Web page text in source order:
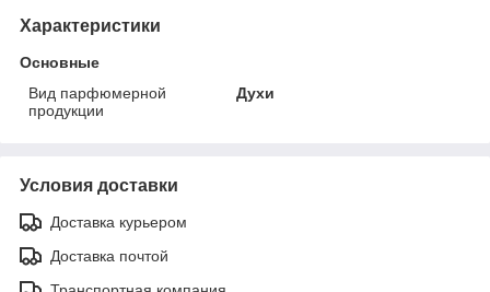
Характеристики
Основные
Вид парфюмерной
продукции
Духи
Условия доставки
Доставка курьером
Доставка почтой